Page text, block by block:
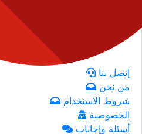
إتصل بنا
من نحن
شروط الاستخدام
الخصوصية
أسئلة وإجابات